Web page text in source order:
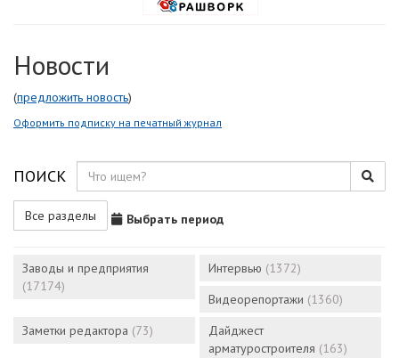
Новости
(предложить новость)
Оформить подписку на печатный журнал
ПОИСК
Все разделы Выбрать период
Заводы и предприятия
(17174)
Интервью (1372)
Видеорепортажи (1360)
Заметки редактора (73)
Дайджест
арматуростроителя (163)